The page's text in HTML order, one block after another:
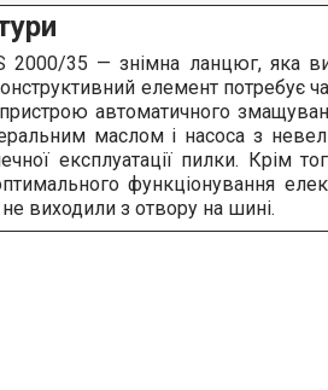
2000/35 — знімна ланцюг, яка
елемент потребує
автоматичного
маслом і насоса з
експлуатації пилки. Крім
функціонування
виходили з отвору на шині.